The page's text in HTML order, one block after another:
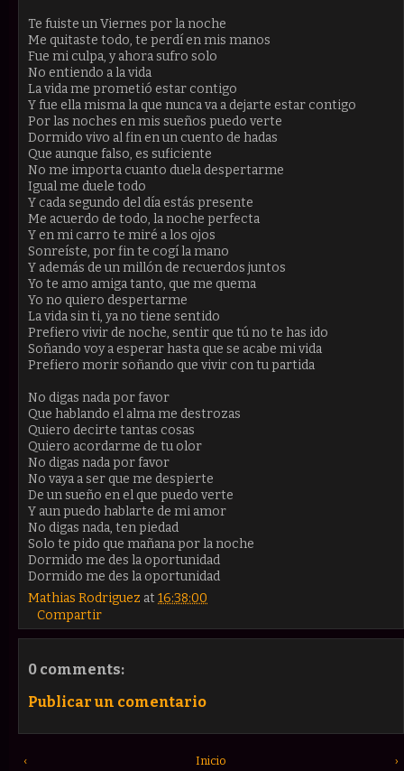
Te fuiste un Viernes por la noche
Me quitaste todo, te perdí en mis manos
Fue mi culpa, y ahora sufro solo
No entiendo a la vida
La vida me prometió estar contigo
Y fue ella misma la que nunca va a dejarte estar contigo
Por las noches en mis sueños puedo verte
Dormido vivo al fin en un cuento de hadas
Que aunque falso, es suficiente
No me importa cuanto duela despertarme
Igual me duele todo
Y cada segundo del día estás presente
Me acuerdo de todo, la noche perfecta
Y en mi carro te miré a los ojos
Sonreíste, por fin te cogí la mano
Y además de un millón de recuerdos juntos
Yo te amo amiga tanto, que me quema
Yo no quiero despertarme
La vida sin ti, ya no tiene sentido
Prefiero vivir de noche, sentir que tú no te has ido
Soñando voy a esperar hasta que se acabe mi vida
Prefiero morir soñando que vivir con tu partida
No digas nada por favor
Que hablando el alma me destrozas
Quiero decirte tantas cosas
Quiero acordarme de tu olor
No digas nada por favor
No vaya a ser que me despierte
De un sueño en el que puedo verte
Y aun puedo hablarte de mi amor
No digas nada, ten piedad
Solo te pido que mañana por la noche
Dormido me des la oportunidad
Dormido me des la oportunidad
Mathias Rodriguez at 16:38:00
Compartir
0 comments:
Publicar un comentario
‹ ›
Inicio